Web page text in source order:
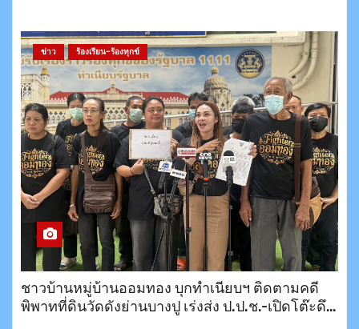
ข่าว ร้องเรียน-ร้องทุกข์
ชาวบ้านหมู่บ้านออมทอง บุกทำเนียบฯ ติดตามคดี
พิพาทที่ดินวัดดังย่านบางปู เร่งส่ง ป.ป.ช.-เปิดโต๊ะดึง